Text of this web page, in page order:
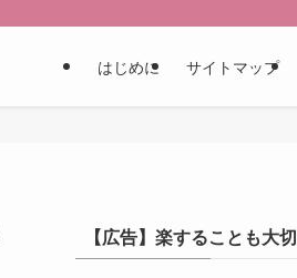
はじめに サイトマップ
【広告】楽することも大切